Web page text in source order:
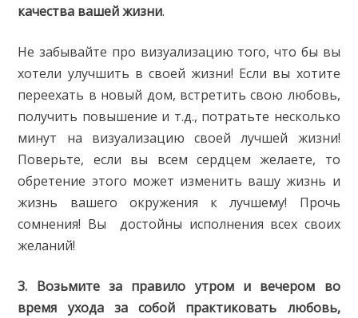
качества вашей жизни.
Не забывайте про визуализацию того, что бы вы
хотели улучшить в своей жизни! Если вы хотите
переехать в новый дом, встретить свою любовь,
получить повышение и т.д., потратьте несколько
минут на визуализацию своей лучшей жизни!
Поверьте, если вы всем сердцем желаете, то
обретение этого может изменить вашу жизнь и
жизнь вашего окружения к лучшему! Прочь
сомнения! Вы достойны исполнения всех своих
желаний!
3. Возьмите за правило утром и вечером во
время ухода за собой практиковать любовь,